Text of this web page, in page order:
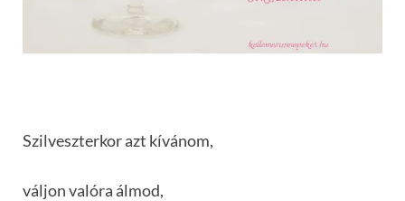
Szilveszterkor azt kívánom,
váljon valóra álmod,